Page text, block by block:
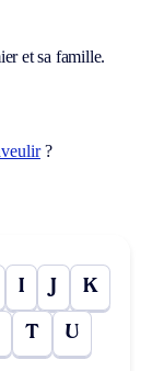
et sa famille.
?
I J K
T U